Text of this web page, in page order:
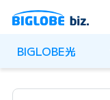
BIGLOBE光